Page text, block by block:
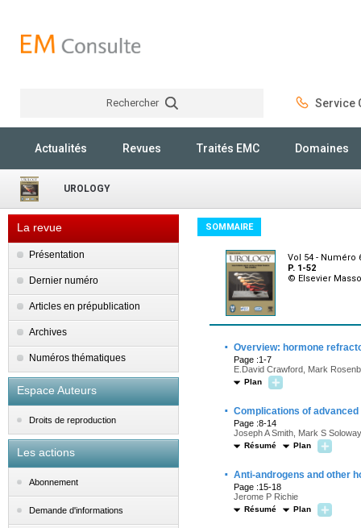
Rechercher Service
Actualités Revues Traités EMC Domaines
UROLOGY
La revue
Présentation
Dernier numéro
Articles en prépublication
Archives
Numéros thématiques
Espace Auteurs
Droits de reproduction
Les actions
Abonnement
Demande d'informations
SOMMAIRE
Vol 54 - Numéro
P. 1-52
© Elsevier
· Overview: hormone
Page :1-7
E.David Crawford, Mark
Plan
· Complications of
Page :8-14
Joseph A Smith, Mark S
Résumé Plan
· Anti-androgens and other
Page :15-18
Jerome P Richie
Résumé Plan